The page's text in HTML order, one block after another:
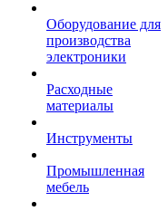
Оборудование для
производства
электроники
Расходные
материалы
Инструменты
Промышленная
мебель